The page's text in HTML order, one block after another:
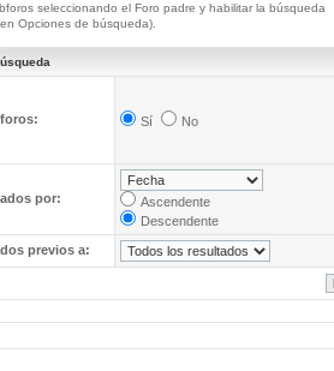
seleccionando el Foro padre y habilitar la búsqueda
Opciones de búsqueda).
Sí No
por:
Ascendente
Descendente
previos a: